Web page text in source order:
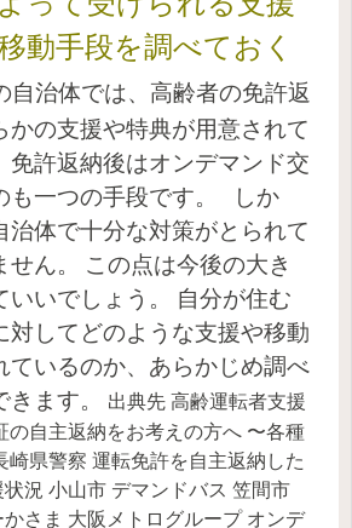
動手段を調べておく
自治体では、高齢者の免許返
かの支援や特典が用意されて
免許返納後はオンデマンド交
一つの手段です。
しか
治体で十分な対策がとられて
ん。
この点は今後の大き
いでしょう。
自分が住む
対してどのような支援や移動
ているのか、あらかじめ調べ
ます。
出典先 高齢運転者支援
の自主返納をお考えの方へ 〜各種
崎県警察 運転免許を自主返納した
状況 小山市 デマンドバス 笠間市
さま 大阪メトログループ オンデ